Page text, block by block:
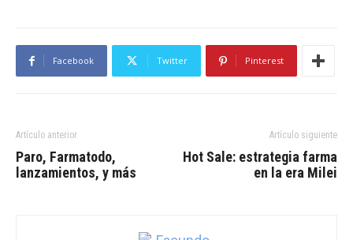
Facebook Twitter Pinterest
Artículo anterior
Paro, Farmatodo,
lanzamientos, y más
Artículo siguiente
Hot Sale: estrategia farma
en la era Milei